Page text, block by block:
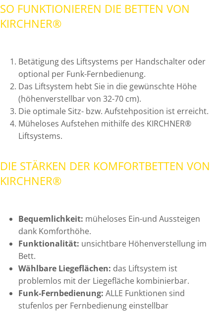
SO FUNKTIONIEREN DIE BETTEN VON
KIRCHNER®
Betätigung des Liftsystems per Handschalter oder
optional per Funk-Fernbedienung.
Das Liftsystem hebt Sie in die gewünschte Höhe
(höhenverstellbar von 32-70 cm).
Die optimale Sitz- bzw. Aufstehposition ist erreicht.
Müheloses Aufstehen mithilfe des KIRCHNER®
Liftsystems.
DIE STÄRKEN DER KOMFORT­BETTEN VON
KIRCHNER®
Bequemlichkeit: müheloses Ein-und Aussteigen
dank Komforthöhe.
Funktionalität: unsichtbare Höhenverstellung im
Bett.
Wählbare Liegeflächen: das Liftsystem ist
problemlos mit der Liegefläche kombinierbar.
Funk-Fernbedienung: ALLE Funktionen sind
stufenlos per Fernbedienung einstellbar